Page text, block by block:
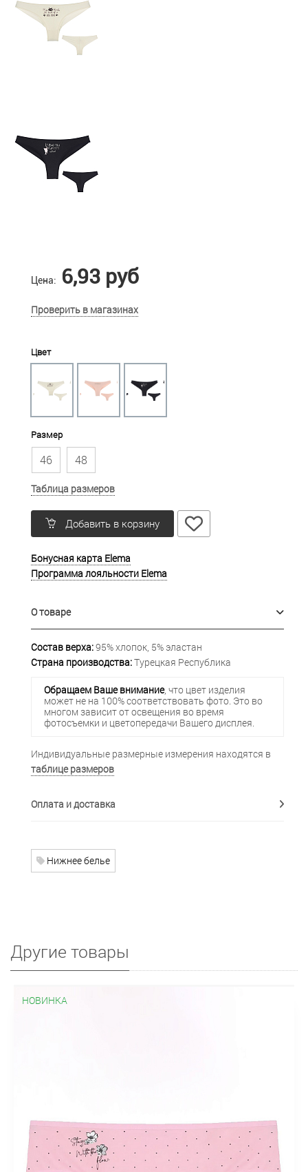
Цена: 6,93 руб
Проверить в магазинах
Цвет
Размер
46 48
Таблица размеров
Добавить в корзину
Бонусная карта Elema
Программа лояльности Elema
О товаре
Состав верха:95% хлопок, 5% эластан
Страна производства:Турецкая Республика
Обращаем Ваше внимание, что цвет изделия
может не на 100% соответствовать фото. Это во
многом зависит от освещения во время
фотосъемки и цветопередачи Вашего дисплея.
Индивидуальные размерные измерения находятся в
таблице размеров
Оплата и доставка
Нижнее белье
Другие товары
НОВИНКА